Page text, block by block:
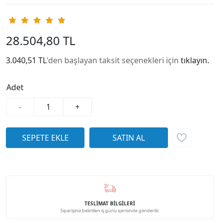
28.504,80 TL
3.040,51 TL'den başlayan taksit seçenekleri için tıklayın.
Adet
-
+
TESLİMAT BİLGİLERİ
Siparişiniz belirtilen iş günü içerisinde gönderilir.